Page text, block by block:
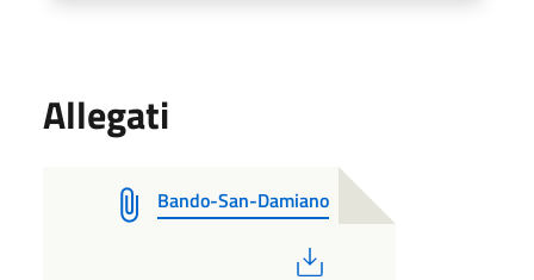
Allegati
Bando-San-Damiano